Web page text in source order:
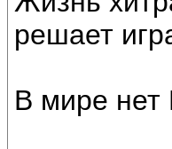
решает
В мире нет